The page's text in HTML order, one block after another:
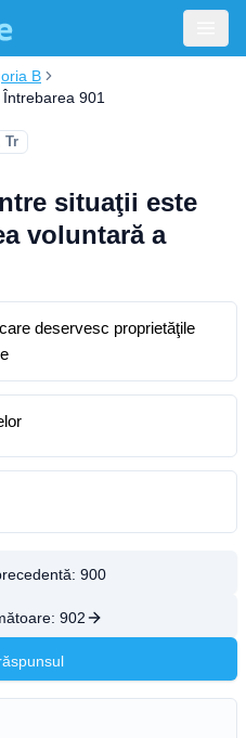
B
Întrebarea 901
Tr
situaţii este
voluntară a
deservesc proprietăţile
900
902